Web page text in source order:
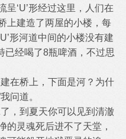
‘U’形经过这里，人们在
上建造了两屋的小楼，每
形河道中间的小楼没有建
已经喝了8瓶啤酒，不过思
在桥上，下面是河？为什
问道。
，到夏天你可以见到清澈
的灵魂死后进不了天堂，